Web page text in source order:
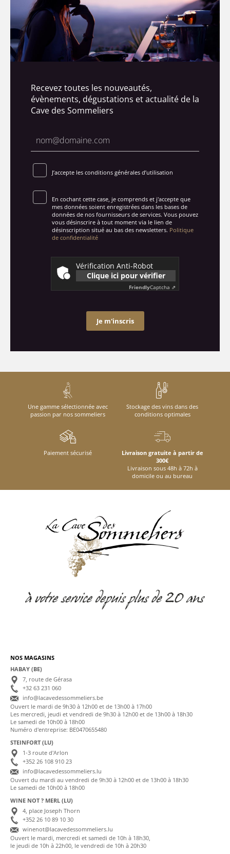
Recevez toutes les nouveautés,
évènements, dégustations et actualité de la
Cave des Sommeliers
J’accepte les conditions générales d’utilisation
En cochant cette case, je comprends et j'accepte que
mes données soient enregistrées dans les bases de
données de nos fournisseurs de services. Vous pouvez
vous désinscrire à tout moment via le lien de
désinscription situé au bas des newsletters. Politique
de confidentialité
Vérification Anti-Robot
Clique ici pour vérifier
FriendlyCaptcha ⇗
Je m'inscris
Une gamme sélectionnée avec
passion par nos sommeliers
Stockage des vins dans des
conditions optimales
Paiement sécurisé
Livraison gratuite à partir de
300€
Livraison sous 48h à 72h à
domicile ou au bureau
NOS MAGASINS
HABAY (BE)
7, route de Gérasa
+32 63 231 060
info@lacavedessommeliers.be
Ouvert le mardi de 9h30 à 12h00 et de 13h00 à 17h00
Les mercredi, jeudi et vendredi de 9h30 à 12h00 et de 13h00 à 18h30
Le samedi de 10h00 à 18h00
Numéro d'entreprise: BE0470655480
STEINFORT (LU)
1-3 route d'Arlon
+352 26 108 910 23
info@lacavedessommeliers.lu
Ouvert du mardi au vendredi de 9h30 à 12h00 et de 13h00 à 18h30
Le samedi de 10h00 à 18h00
WINE NOT ? MERL (LU)
4, place Joseph Thorn
+352 26 10 89 10 30
winenot@lacavedessommeliers.lu
Ouvert le mardi, mercredi et samedi de 10h à 18h30,
le jeudi de 10h à 22h00, le vendredi de 10h à 20h30